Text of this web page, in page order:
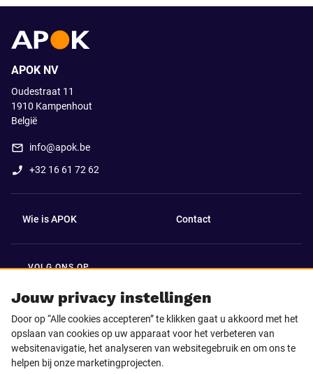
Jouw privacy instellingen
Door op “Alle cookies accepteren” te klikken gaat u akkoord met het
opslaan van cookies op uw apparaat voor het verbeteren van
websitenavigatie, het analyseren van websitegebruik en om ons te
helpen bij onze marketingprojecten.
APOK NV
Oudestraat 11
1910 Kampenhout
België
info@apok.be
+32 16 61 72 62
Wie is APOK Contact
VOLG ONS OP
Facebook LinkedIn
Instagram TikTok